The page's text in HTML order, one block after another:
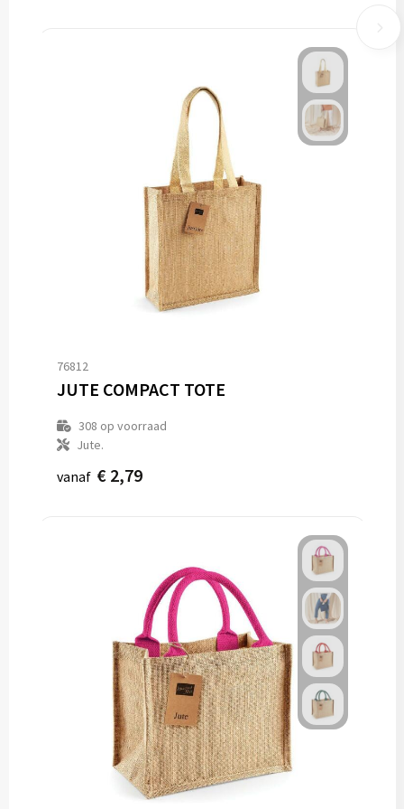
76812
JUTE COMPACT TOTE
308 op voorraad
Jute.
vanaf € 2,79